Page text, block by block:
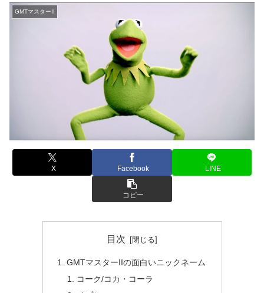
GMTマスターII
X Facebook LINE
コピー
目次
GMTマスターIIの面白いニックネーム
コーク/コカ・コーラ